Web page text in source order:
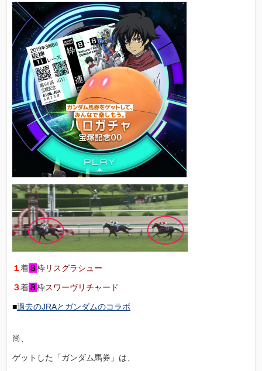
１着８枠リスグラシュー
３着８枠スワーヴリチャード
■過去のJRAとガンダムのコラボ
尚、
ゲットした「ガンダム馬券」は、